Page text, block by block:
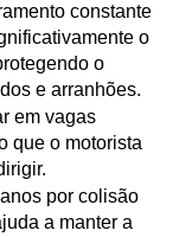
constante
o
o
e arranhões.
em vagas
que o motorista
por colisão
a manter a